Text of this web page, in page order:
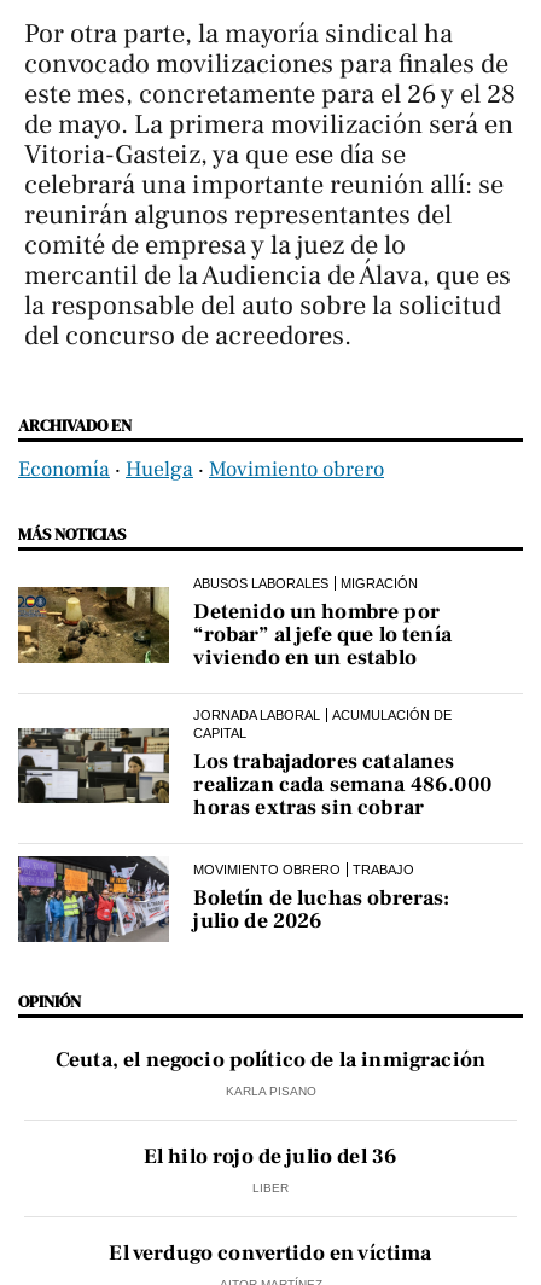
Por otra parte, la mayoría sindical ha
convocado movilizaciones para finales de
este mes, concretamente para el 26 y el 28
de mayo. La primera movilización será en
Vitoria-Gasteiz, ya que ese día se
celebrará una importante reunión allí: se
reunirán algunos representantes del
comité de empresa y la juez de lo
mercantil de la Audiencia de Álava, que es
la responsable del auto sobre la solicitud
del concurso de acreedores.
ARCHIVADO EN
Economía ‧ Huelga ‧ Movimiento obrero
MÁS NOTICIAS
ABUSOS LABORALES MIGRACIÓN
Detenido un hombre por
“robar” al jefe que lo tenía
viviendo en un establo
JORNADA LABORAL
ACUMULACIÓN DE
CAPITAL
Los trabajadores catalanes
realizan cada semana 486.000
horas extras sin cobrar
MOVIMIENTO OBRERO TRABAJO
Boletín de luchas obreras:
julio de 2026
OPINIÓN
Ceuta, el negocio político de la inmigración
KARLA PISANO
El hilo rojo de julio del 36
LIBER
El verdugo convertido en víctima